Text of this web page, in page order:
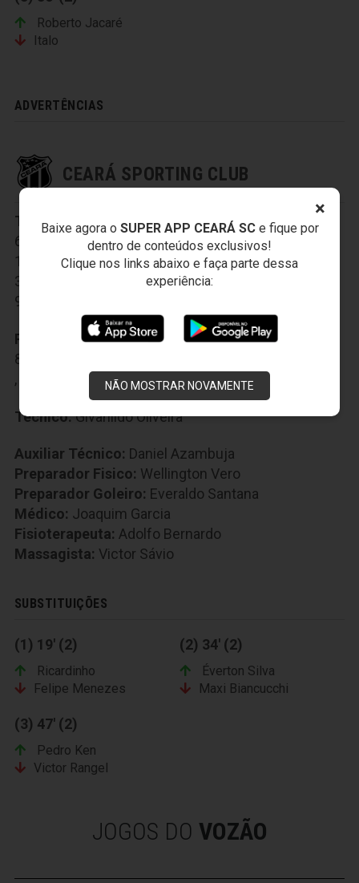
×
Baixe agora o SUPER APP CEARÁ SCe fique por
dentro de conteúdos exclusivos!
Clique nos links abaixo e faça parte dessa
experiência:
NÃO MOSTRAR NOVAMENTE
Roberto Jacaré
Italo
ADVERTÊNCIAS
CEARÁ SPORTING CLUB
Titulares: 1-Everson,2-Tiago Cametá , 3-Sandro
6-Romário Santos,10-Felipe Menezes,
11-Magno Alves,17-Raul,26-Richardson,
33-Rafael Pereira
77-Maxi Biancucchi
99-Victor Rangel
Reservas: 4-Valdo,7-Jackson Caucaia,
8-Ricardinho
,
, 88-Pedro Ken
Técnico:Givanildo Oliveira
Auxiliar Técnico: Daniel Azambuja
Preparador Fisico: Wellington Vero
Preparador Goleiro: Everaldo Santana
Médico: Joaquim Garcia
Fisioterapeuta: Adolfo Bernardo
Massagista: Victor Sávio
SUBSTITUIÇÕES
(1) 19' (2)
Ricardinho
Felipe Menezes
(2) 34' (2)
Éverton Silva
Maxi Biancucchi
(3) 47' (2)
Pedro Ken
Victor Rangel
JOGOS DO VOZÃO